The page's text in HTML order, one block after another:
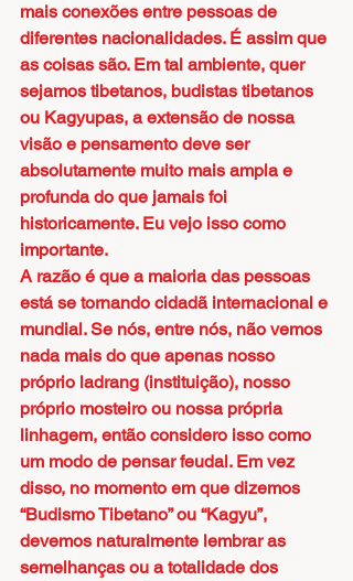
mais conexões entre pessoas de
diferentes nacionalidades. É assim que
as coisas são. Em tal ambiente, quer
sejamos tibetanos, budistas tibetanos
ou Kagyupas, a extensão de nossa
visão e pensamento deve ser
absolutamente muito mais ampla e
profunda do que jamais foi
historicamente. Eu vejo isso como
importante.
A razão é que a maioria das pessoas
está se tornando cidadã internacional e
mundial. Se nós, entre nós, não vemos
nada mais do que apenas nosso
próprio ladrang (instituição), nosso
próprio mosteiro ou nossa própria
linhagem, então considero isso como
um modo de pensar feudal. Em vez
disso, no momento em que dizemos
“Budismo Tibetano” ou “Kagyu”,
devemos naturalmente lembrar as
semelhanças ou a totalidade dos